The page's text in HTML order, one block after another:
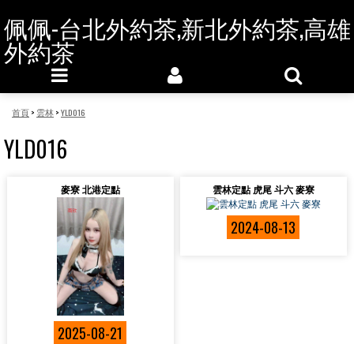
佩佩-台北外約茶,新北外約茶,高雄
外約茶
首頁> 雲林>YLD016
YLD016
麥寮 北港定點
2025-08-21
雲林定點 虎尾 斗六 麥寮
2024-08-13